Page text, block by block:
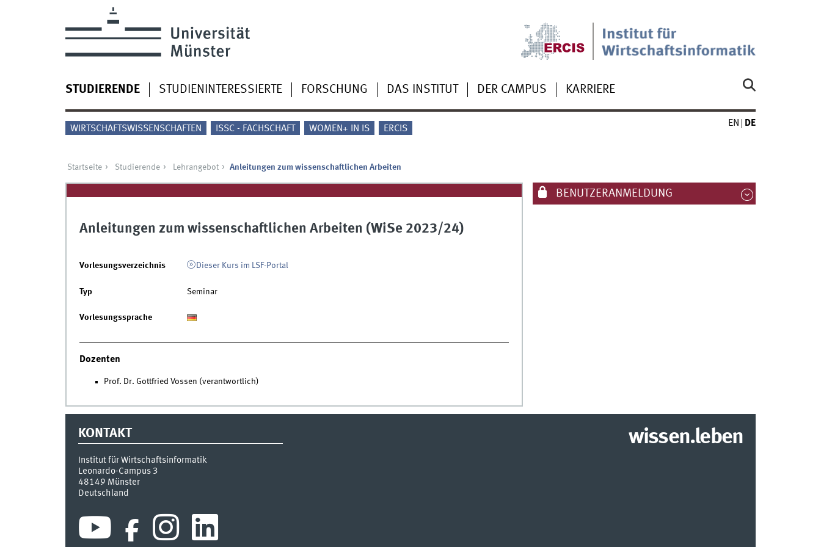
STUDIERENDE STUDIENINTERESSIERTE FORSCHUNG DAS INSTITUT DER CAMPUS KARRIERE
WIRTSCHAFTSWISSENSCHAFTEN ISSC - FACHSCHAFT WOMEN+ IN IS ERCIS
EN DE
Startseite Studierende Lehrangebot Anleitungen zum wissenschaftlichen Arbeiten
Anleitungen zum wissenschaftlichen Arbeiten (WiSe 2023/24)
Vorlesungsverzeichnis Dieser Kurs im LSF-Portal
Typ Seminar
Vorlesungssprache
Dozenten
Prof. Dr. Gottfried Vossen (verantwortlich)
BENUTZERANMELDUNG
KONTAKT
Institut für Wirtschaftsinformatik
Leonardo-Campus 3
48149 Münster
Deutschland
wissen.leben